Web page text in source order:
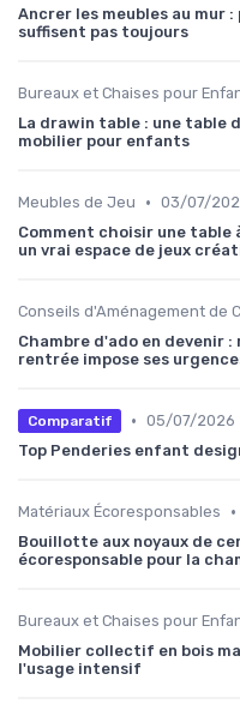
Ancrer les meubles au mur
suffisent pas toujours
Bureaux et Chaises pour
La drawin table : une table
mobilier pour enfants
Meubles de Jeu • 03/07/
Comment choisir une table
un vrai espace de jeux
Conseils d'Aménagement de
Chambre d'ado en devenir
rentrée impose ses
Comparatif • 05/07/2026
Top Penderies enfant
Matériaux Écoresponsables •
Bouillotte aux noyaux de
écoresponsable pour la
Bureaux et Chaises pour
Mobilier collectif en bois
l'usage intensif